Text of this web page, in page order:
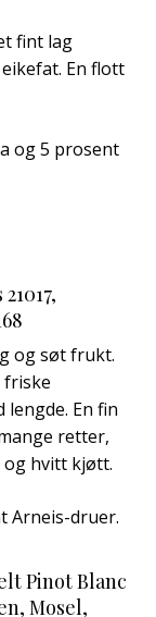
fint lag
En flott
og 5 prosent
og søt frukt.
friske
lengde. En fin
retter,
og hvitt kjøtt.
Arneis-druer.
Pinot Blanc
Mosel,